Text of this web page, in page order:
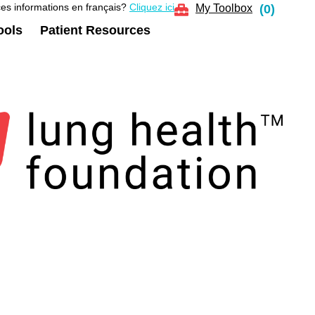
informations en français?Cliquez ici
Patient Resources
My Toolbox (0)